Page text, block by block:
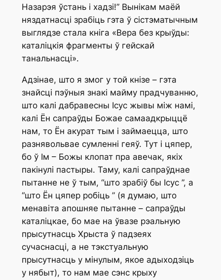
Назарэя ўстань і хадзі!” Вынікам маёй
няздатнасці зрабіць гэта ў сістэматычным
выглядзе стала кніга «Вера без крыўды:
каталіцкія фрагменты ў гейскай
танальнасці».
Адзінае, што я змог у той кнізе – гэта
знайсці пэўныя знакі майму прадчуванню,
што калі дабравесны Ісус жывы між намі,
калі Ён сапраўды Божае самаадкрыццё
нам, то Ён акурат тым і займаецца, што
разнявольвае сумленні геяў. Тут і цяпер,
бо ў Ім – Божы клопат пра авечак, якіх
пакінулі пастыры. Таму, калі сапраўднае
пытанне не ў тым, “што зрабіў бы Ісус ”, а
“што Ён цяпер робіць ” (я думаю, што
менавіта апошняе пытанне – сапраўды
каталіцкае, бо мае на ўвазе рэальную
прысутнасць Хрыста ў падзеях
сучаснасці, а не тэкстуальную
прысутнасць у мінулым, якое адыходзіць
у нябыт), то нам мае сэнс крыху